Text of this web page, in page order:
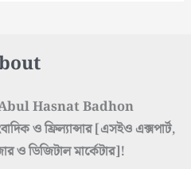
Abul Hasnat Badhon
ও ফ্রিল্যান্সার [এসইও এক্সপার্ট,
ও ডিজিটাল মার্কেটার]!